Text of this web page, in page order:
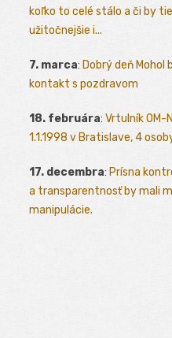
koľko to celé stálo a či by
užitočnejšie i...
7. marca: Dobrý deň Mohol
kontakt s pozdravom
18. februára: Vrtulník OM-
1.1.1998 v Bratislave, 4
17. decembra: Prísna
a transparentnosť by mali
manipulácie.